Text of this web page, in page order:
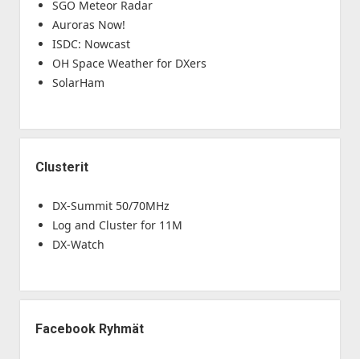
SGO Meteor Radar
Auroras Now!
ISDC: Nowcast
OH Space Weather for DXers
SolarHam
Clusterit
DX-Summit 50/70MHz
Log and Cluster for 11M
DX-Watch
Facebook Ryhmät